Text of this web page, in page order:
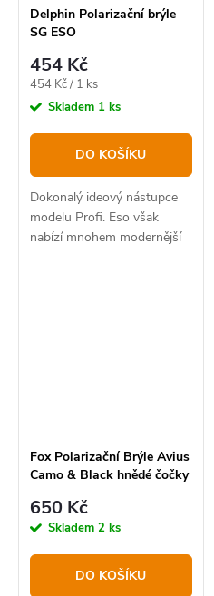
Delphin Polarizační brýle
SG ESO
454 Kč
Měrná
cena:
454 Kč / 1 ks
Skladem 1 ks
DO KOŠÍKU
Dokonalý ideový nástupce
modelu Profi. Eso však
nabízí mnohem modernější
design a decentní kombinaci
Fox Polarizační Brýle Avius
Camo & Black hnědé čočky
650 Kč
Skladem 2 ks
DO KOŠÍKU